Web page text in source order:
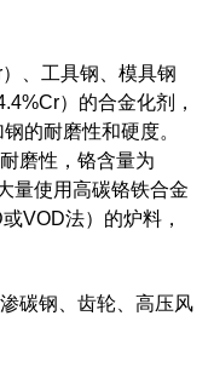
、工具钢、模具钢
）的合金化剂，
的耐磨性和硬度。
磨性，铬含量为
量使用高碳铬铁合金
VOD法）的炉料，
碳钢、齿轮、高压风